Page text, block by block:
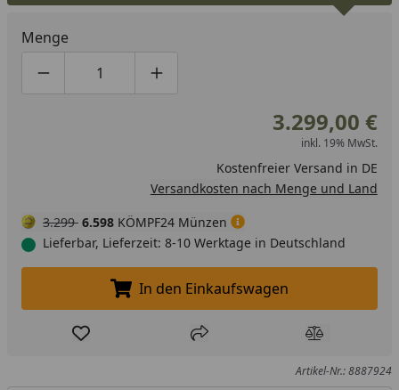
Menge
Produktmenge um eins verringern
Produktmenge manuell eingeben
Produktmenge um eins erhöhen
3.299,00 €
inkl. 19% MwSt.
Kostenfreier Versand in DE
Versandkosten nach Menge und Land
3.299 6.598 KÖMPF24 Münzen
Lieferbar, Lieferzeit: 8-10 Werktage in Deutschland
In den Einkaufswagen legen
In den Einkaufswagen
Produkt zur Wunschliste hinzufügen
Teilen Produkt
Artikel-Nr.: 8887924